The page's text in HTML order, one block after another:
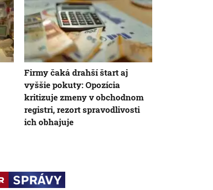
Firmy čaká drahší štart aj
vyššie pokuty: Opozícia
kritizuje zmeny v obchodnom
registri, rezort spravodlivosti
ich obhajuje